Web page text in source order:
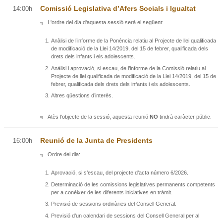
14:00h Comissió Legislativa d’Afers Socials i Igualtat
L'ordre del dia d'aquesta sessió serà el següent:
Anàlisi de l’informe de la Ponència relatiu al Projecte de llei qualificada
de modificació de la Llei 14/2019, del 15 de febrer, qualificada dels
drets dels infants i els adolescents.
Anàlisi i aprovació, si escau, de l’informe de la Comissió relatiu al
Projecte de llei qualificada de modificació de la Llei 14/2019, del 15 de
febrer, qualificada dels drets dels infants i els adolescents.
Altres qüestions d’interès.
Atès l'objecte de la sessió, aquesta reunióNO tindrà caràcter públic.
16:00h Reunió de la Junta de Presidents
Ordre del dia:
Aprovació, si s’escau, del projecte d’acta número 6/2026.
Determinació de les comissions legislatives permanents competents
per a conèixer de les diferents iniciatives en tràmit.
Previsió de sessions ordinàries del Consell General.
Previsió d’un calendari de sessions del Consell General per al